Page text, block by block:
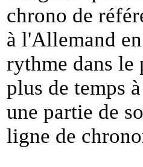
chrono de
à l'Allemand
rythme dans
plus de temps
une partie de
ligne de